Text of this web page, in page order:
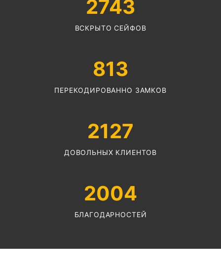
2743
ВСКРЫТО СЕЙФОВ
813
ПЕРЕКОДИРОВАННО ЗАМКОВ
2127
ДОВОЛЬНЫХ КЛИЕНТОВ
2004
БЛАГОДАРНОСТЕЙ